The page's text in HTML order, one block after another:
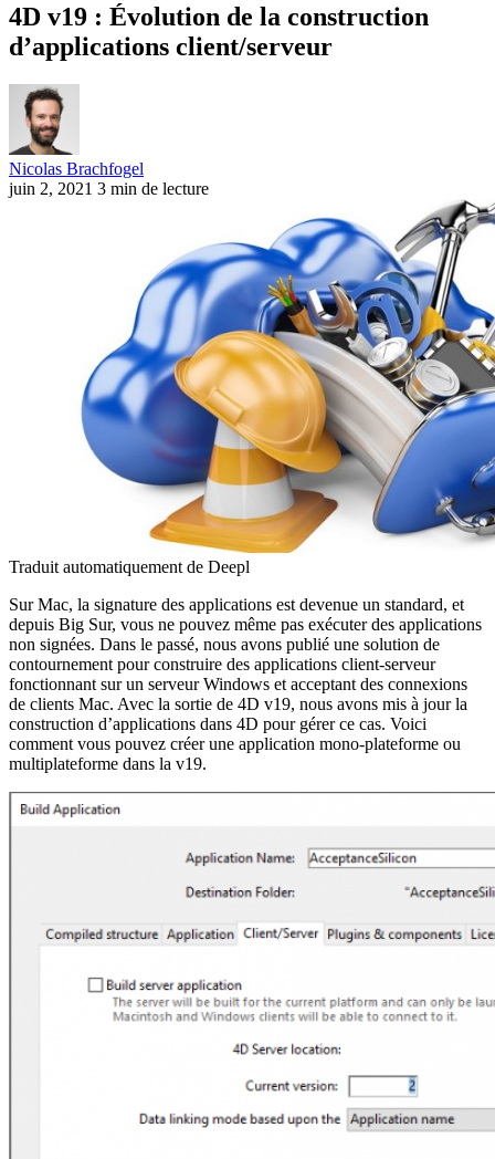
4D v19 : Évolution de la construction
d’applications client/serveur
Nicolas Brachfogel
juin 2, 2021 3 min de lecture
Traduit automatiquement de Deepl
Sur Mac, la signature des applications est devenue un standard, et
depuis Big Sur, vous ne pouvez même pas exécuter des applications
non signées. Dans le passé, nous avons publié une solution de
contournement pour construire des applications client-serveur
fonctionnant sur un serveur Windows et acceptant des connexions
de clients Mac. Avec la sortie de 4D v19, nous avons mis à jour la
construction d’applications dans 4D pour gérer ce cas. Voici
comment vous pouvez créer une application mono-plateforme ou
multiplateforme dans la v19.